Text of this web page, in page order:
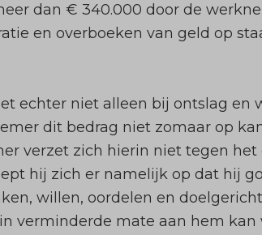
dan € 340.000 door de
en overboeken van geld op
echter niet alleen bij ontslag en
dit bedrag niet zomaar op
verzet zich hierin niet tegen
hij zich er namelijk op dat hij
willen, oordelen en
verminderde mate aan hem kan